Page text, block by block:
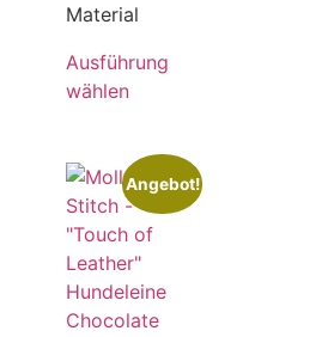
Material
Ausführung
wählen
Angebot!